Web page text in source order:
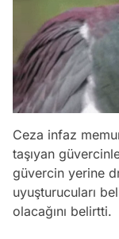
Ceza infaz
taşıyan
güvercin yerine
uyuşturucuları
olacağını belirtti.